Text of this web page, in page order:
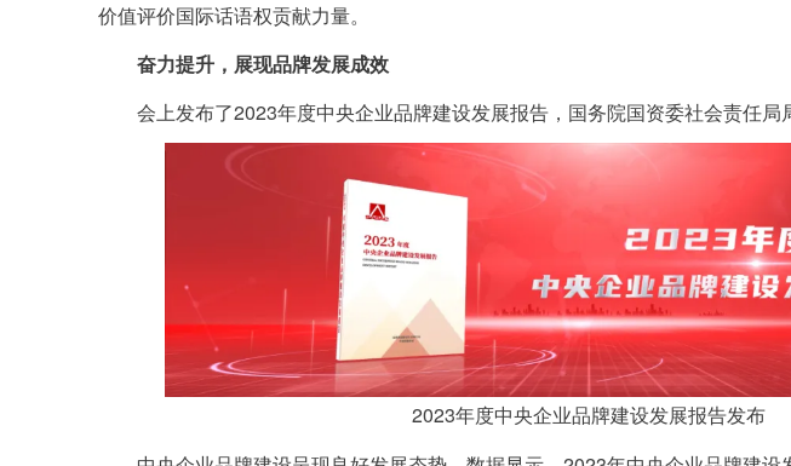
价值评价国际话语权贡献力量。
奋力提升，展现品牌发展成效
会上发布了2023年度中央企业品牌建设发展报告，国务院国资委社会责任局
2023年度中央企业品牌建设发展报告发布